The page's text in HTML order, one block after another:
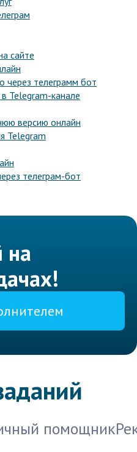
сайте
через телеграмм бот
Telegram-канале
версию онлайн
Telegram
телеграм-бот
на
помощник